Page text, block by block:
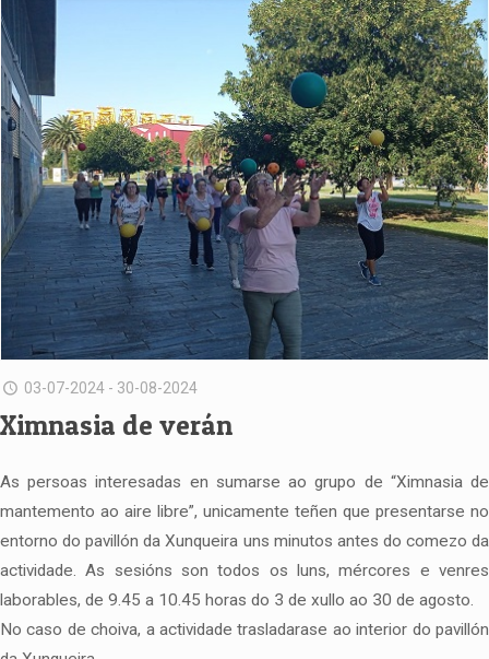
03-07-2024 - 30-08-2024
Ximnasia de verán
As persoas interesadas en sumarse ao grupo de “Ximnasia de
mantemento ao aire libre”, unicamente teñen que presentarse no
entorno do pavillón da Xunqueira uns minutos antes do comezo da
actividade. As sesións son todos os luns, mércores e venres
laborables, de 9.45 a 10.45 horas do 3 de xullo ao 30 de agosto.
No caso de choiva, a actividade trasladarase ao interior do pavillón